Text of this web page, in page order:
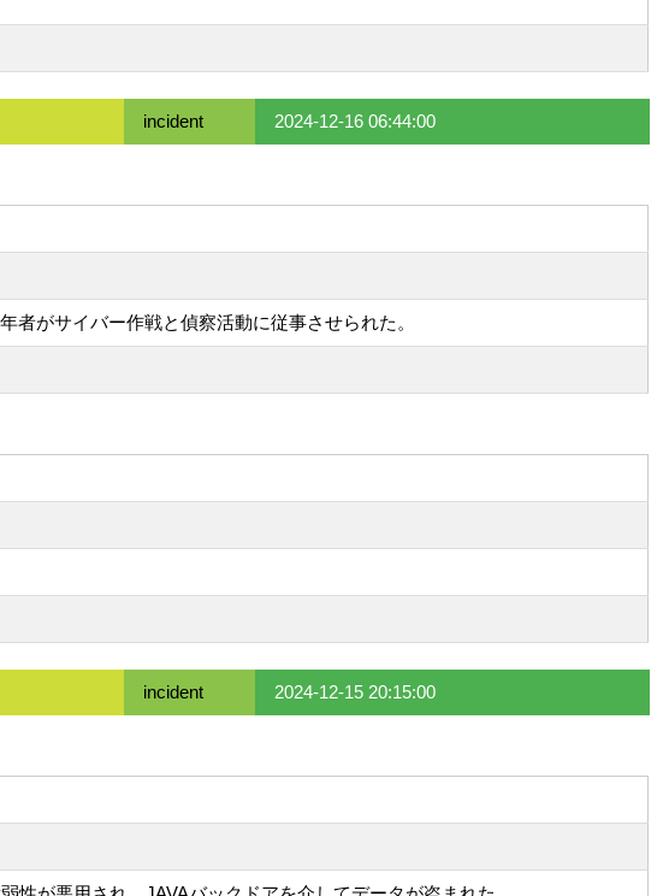
incident 2024-12-16 06:44:00
がサイバー作戦と偵察活動に従事させられた。
incident 2024-12-15 20:15:00